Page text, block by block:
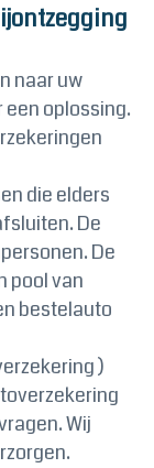
naar uw
een oplossing.
die elders
De
De
pool van
bestelauto
)
Wij